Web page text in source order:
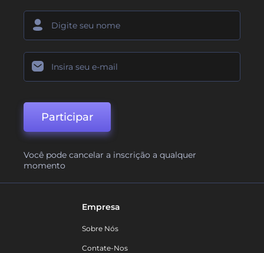
Participar
Você pode cancelar a inscrição a qualquer
momento
Empresa
Sobre Nós
Contate-Nos